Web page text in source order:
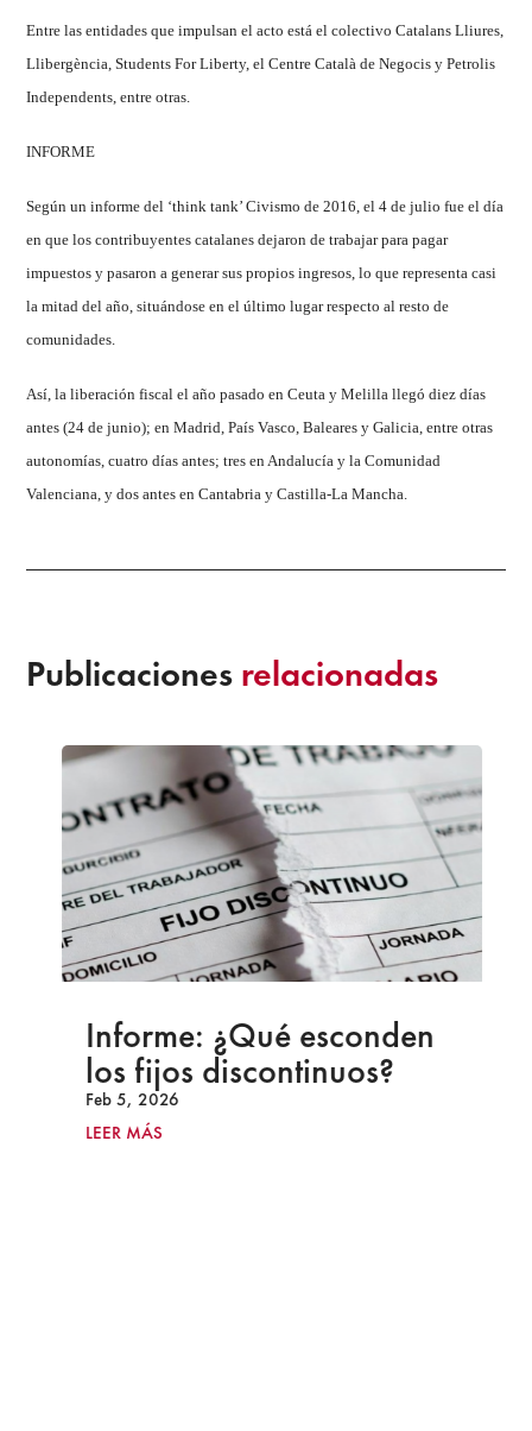
Entre las entidades que impulsan el acto está el colectivo Catalans Lliures,
Llibergència, Students For Liberty, el Centre Català de Negocis y Petrolis
Independents, entre otras.
INFORME
Según un informe del ‘think tank’ Civismo de 2016, el 4 de julio fue el día
en que los contribuyentes catalanes dejaron de trabajar para pagar
impuestos y pasaron a generar sus propios ingresos, lo que representa casi
la mitad del año, situándose en el último lugar respecto al resto de
comunidades.
Así, la liberación fiscal el año pasado en Ceuta y Melilla llegó diez días
antes (24 de junio); en Madrid, País Vasco, Baleares y Galicia, entre otras
autonomías, cuatro días antes; tres en Andalucía y la Comunidad
Valenciana, y dos antes en Cantabria y Castilla-La Mancha.
Publicaciones relacionadas
Informe: ¿Qué esconden
los fijos discontinuos?
Feb 5, 2026
LEER MÁS